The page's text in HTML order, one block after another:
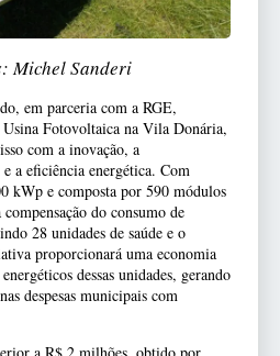
Michel Sanderi
em parceria com a RGE,
Fotovoltaica na Vila Donária,
com a inovação, a
a eficiência energética. Com
kWp e composta por 590 módulos
do consumo de
28 unidades de saúde e o
proporcionará uma economia
dessas unidades, gerando
despesas municipais com